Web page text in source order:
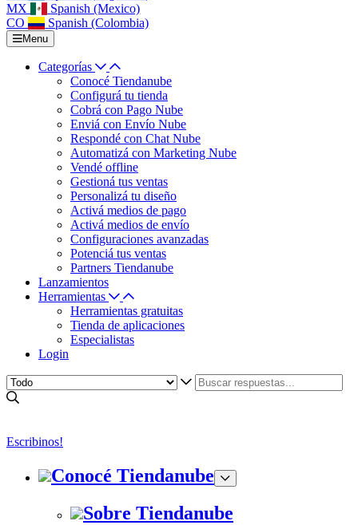
MX
Spanish (Mexico)
CO
Spanish (Colombia)
Menu
Categorías
Conocé Tiendanube
Configurá tu tienda
Cobrá con Pago Nube
Enviá con Envío Nube
Respondé con Chat Nube
Automatizá con Marketing Nube
Vendé offline
Gestioná tus ventas
Personalizá tu diseño
Activá medios de pago
Activá medios de envío
Configuraciones avanzadas
Potenciá tus ventas
Partners Tiendanube
Lanzamientos
Herramientas
Herramientas gratuitas
Tienda de aplicaciones
Especialistas
Login
Escribinos!
Conocé Tiendanube
Sobre Tiendanube